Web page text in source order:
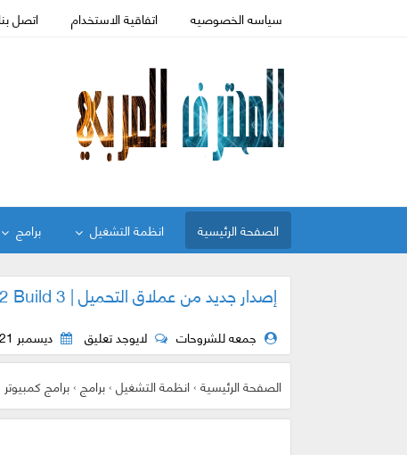
سياسه الخصوصيه اتفاقية الاستخدام اتصل بنا
الصفحة الرئيسية انظمة التشغيل برامج
إصدار جديد من عملاق التحميل | Internet Download Manager v6.32 Build 3
جمعه للشروحات لايوجد تعليق ديسمبر 21, 2018
الصفحة الرئيسية›انظمة التشغيل›برامج›برامج كمبيوتر